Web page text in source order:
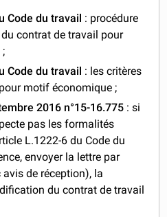
Code du travail : procédure
contrat de travail pour
Code du travail : les critères
motif économique ;
2016 n°15-16.775 : si
pas les formalités
L.1222-6 du Code du
envoyer la lettre par
de réception), la
du contrat de travail